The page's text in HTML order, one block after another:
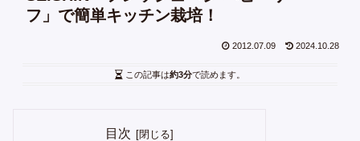
フ」で簡単キッチン栽培！
2012.07.09 2024.10.28
この記事は約3分で読めます。
目次